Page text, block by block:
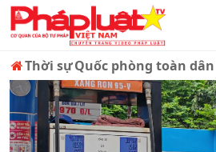
Thời sựQuốc phòng toàn dân